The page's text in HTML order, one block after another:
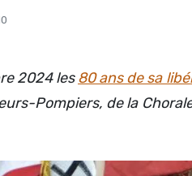
2024 les80 ans de sa
Pompiers, de la